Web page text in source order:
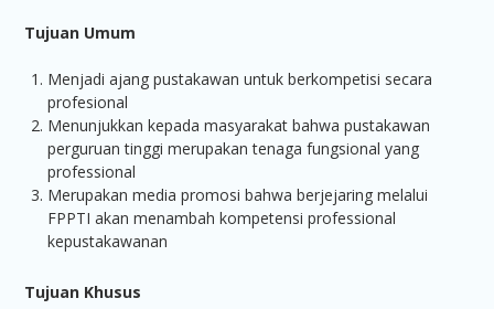
Tujuan Umum
Menjadi ajang pustakawan untuk berkompetisi secara
profesional
Menunjukkan kepada masyarakat bahwa pustakawan
perguruan tinggi merupakan tenaga fungsional yang
professional
Merupakan media promosi bahwa berjejaring melalui
FPPTI akan menambah kompetensi professional
kepustakawanan
Tujuan Khusus